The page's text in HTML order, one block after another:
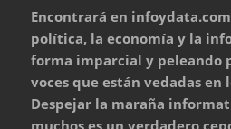
Encontrará en
política, la economía y la
forma imparcial y peleando
voces que están vedadas en
Despejar la maraña
muchos es un verdadero